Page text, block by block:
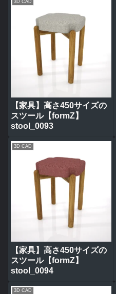
3D CAD
【家具】高さ450サイズの
スツール【formZ】
stool_0093
3D CAD
【家具】高さ450サイズの
スツール【formZ】
stool_0094
3D CAD